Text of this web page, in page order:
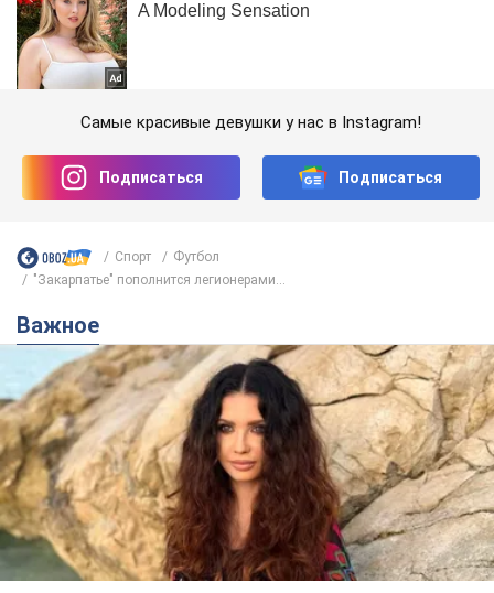
Самые красивые девушки у нас в Instagram!
Подписаться Подписаться
Спорт
Футбол
"Закарпатье" пополнится легионерами...
Важное